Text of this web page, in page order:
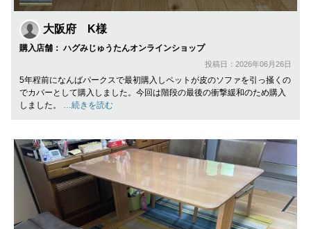
大阪府 K様
購入店舗： ハグみじゅうたんオンラインショップ
投稿日：2026年06月26日
5年程前になんばパークスで最初購入しペットが皮のソファを引っ掻くの
でカバーとして購入しました。今回は階段の最後の衝撃緩和のため購入
しました。 …続きを読む